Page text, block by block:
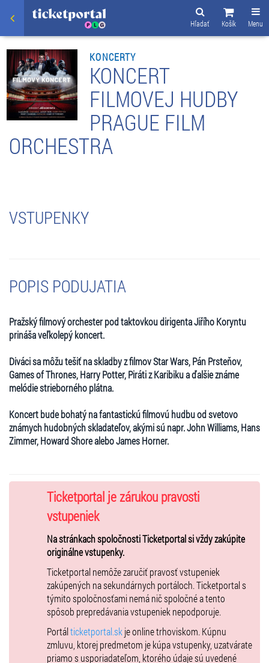
Menu
Košík
Hľadať
KONCERTY
KONCERT
FILMOVEJ HUDBY
PRAGUE FILM
ORCHESTRA
VSTUPENKY
POPIS PODUJATIA
Pražský filmový orchester pod taktovkou dirigenta Jiřího Koryntu
prináša veľkolepý koncert.
Diváci sa môžu tešiť na skladby z filmov Star Wars, Pán Prsteňov,
Games of Thrones, Harry Potter, Piráti z Karibiku a ďalšie známe
melódie strieborného plátna.
Koncert bude bohatý na fantastickú filmovú hudbu od svetovo
známych hudobných skladateľov, akými sú napr. John Williams, Hans
Zimmer, Howard Shore alebo James Horner.
Ticketportal je zárukou pravosti
vstupeniek
Na stránkach spoločnosti Ticketportal si vždy zakúpite
originálne vstupenky.
Ticketportal nemôže zaručiť pravosť vstupeniek
zakúpených na sekundárnych portáloch. Ticketportal s
týmito spoločnosťami nemá nič spoločné a tento
spôsob prepredávania vstupeniek nepodporuje.
Portálticketportal.sk je online trhoviskom. Kúpnu
zmluvu, ktorej predmetom je kúpa vstupenky, uzatvárate
priamo s usporiadateľom, ktorého údaje sú uvedené